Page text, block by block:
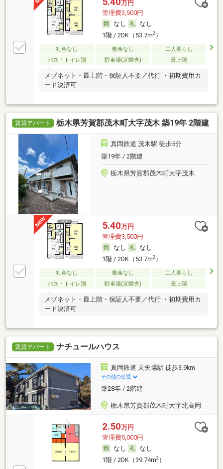
万円
管理費3,500円
なし
なし
1階 / 2DK（53.7m2）
礼金なし 敷金なし
二人暮らし
バス・トイレ別
駐車場(近隣含) 最上階
メゾネット・最上階・保証人不要／代行 ・初期費用カ
ード決済可
賃貸アパート 栃木県芳賀郡茂木町大字茂木 築19年 2階建
真岡鉄道 茂木駅 徒歩5分
築19年 / 2階建
栃木県芳賀郡茂木町大字茂木
5.40万円
管理費3,500円
なし
なし
1階 / 2DK（53.7m2）
礼金なし 敷金なし
二人暮らし
バス・トイレ別
駐車場(近隣含) 最上階
メゾネット・最上階・保証人不要／代行 ・初期費用カ
ード決済可
賃貸アパート ナチュールハウス
真岡鉄道 天矢場駅 徒歩3.9km
その他の交通
築28年 / 2階建
栃木県芳賀郡茂木町大字北高岡
2.50万円
管理費5,000円
なし
なし
1階 / 2DK（39.74m2）